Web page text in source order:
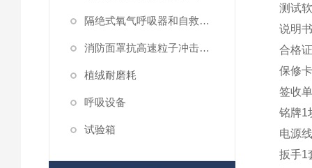
隔绝式氧气呼吸器和自救器二氧化碳吸收率及水分含量测试仪
消防面罩抗高速粒子冲击试验机
植绒耐磨耗
呼吸设备
试验箱
测试
说明
合格
保修
签收
铭牌1
电源
扳手1